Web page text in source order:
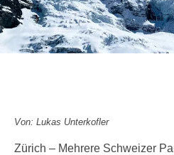
Von: Lukas Unterkofler
Zürich – Mehrere Schweizer